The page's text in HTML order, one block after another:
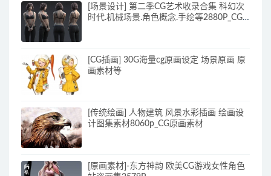
[场景设计] 第二季CG艺术收录合集 科幻次
时代.机械场景.角色概念.手绘等2880P_CG
[CG插画] 30G海量cg原画设定 场景原画 原
画素材等
[传统绘画] 人物建筑 风景水彩插画 绘画设
计图集素材8060p_CG原画素材
[原画素材]-东方神韵 欧美CG游戏女性角色